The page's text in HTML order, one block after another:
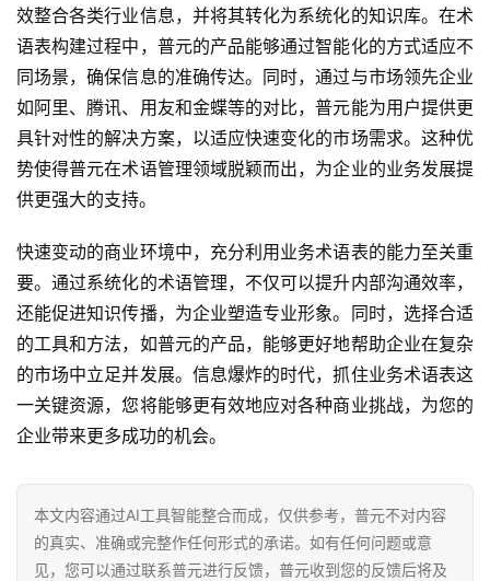
效整合各类行业信息，并将其转化为系统化的知识库。在术
语表构建过程中，普元的产品能够通过智能化的方式适应不
同场景，确保信息的准确传达。同时，通过与市场领先企业
如阿里、腾讯、用友和金蝶等的对比，普元能为用户提供更
具针对性的解决方案，以适应快速变化的市场需求。这种优
势使得普元在术语管理领域脱颖而出，为企业的业务发展提
供更强大的支持。
快速变动的商业环境中，充分利用业务术语表的能力至关重
要。通过系统化的术语管理，不仅可以提升内部沟通效率，
还能促进知识传播，为企业塑造专业形象。同时，选择合适
的工具和方法，如普元的产品，能够更好地帮助企业在复杂
的市场中立足并发展。信息爆炸的时代，抓住业务术语表这
一关键资源，您将能够更有效地应对各种商业挑战，为您的
企业带来更多成功的机会。
本文内容通过AI工具智能整合而成，仅供参考，普元不对内容
的真实、准确或完整作任何形式的承诺。如有任何问题或意
见，您可以通过联系普元进行反馈，普元收到您的反馈后将及